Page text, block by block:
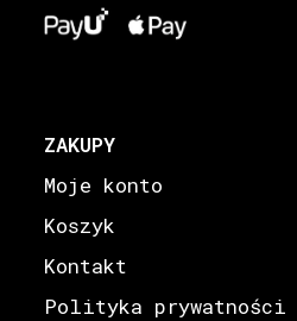
ZAKUPY
Moje konto
Koszyk
Kontakt
Polityka prywatności